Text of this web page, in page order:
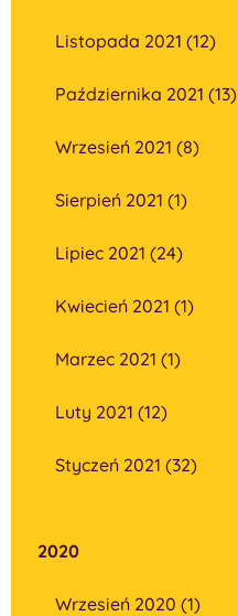
Listopada 2021 (12)
Października 2021 (13)
Wrzesień 2021 (8)
Sierpień 2021 (1)
Lipiec 2021 (24)
Kwiecień 2021 (1)
Marzec 2021 (1)
Luty 2021 (12)
Styczeń 2021 (32)
2020
Wrzesień 2020 (1)